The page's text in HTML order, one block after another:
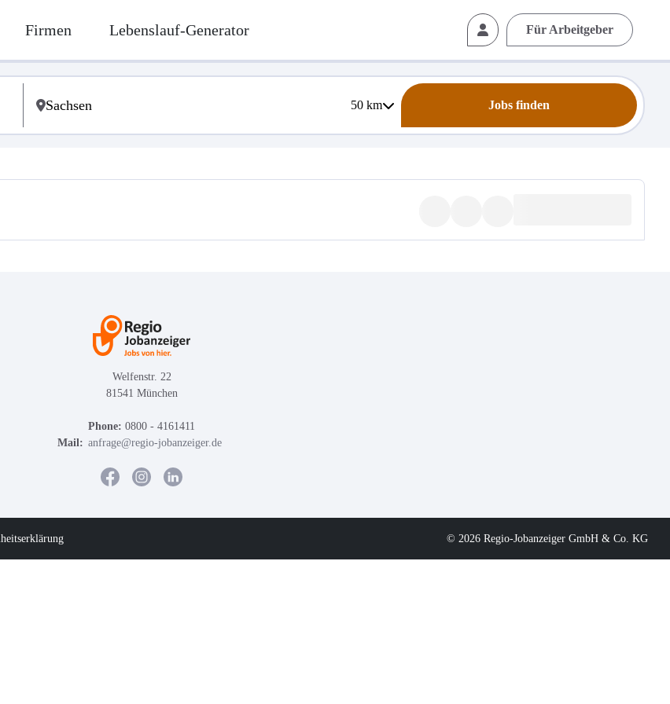
Firmen Lebenslauf-Generator Für Arbeitgeber
50km Jobs finden
Welfenstr. 22
81541 München
Phone: 0800 - 4161411
Mail: anfrage@regio-jobanzeiger.de
© 2026 Regio-Jobanzeiger GmbH & Co. KG